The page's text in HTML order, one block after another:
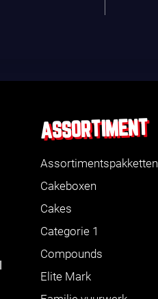
ASSORTIMENT
Assortimentspakketten
Cakeboxen
Cakes
Categorie 1
Compounds
Elite Mark